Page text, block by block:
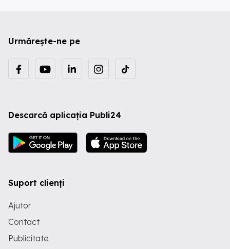
Urmărește-ne pe
Descarcă aplicația Publi24
Suport clienți
Ajutor
Contact
Publicitate